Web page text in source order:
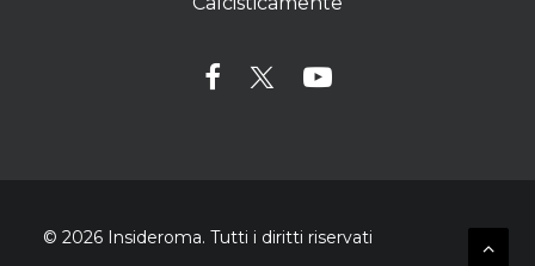
© 2026 Insideroma. Tutti i diritti riservati